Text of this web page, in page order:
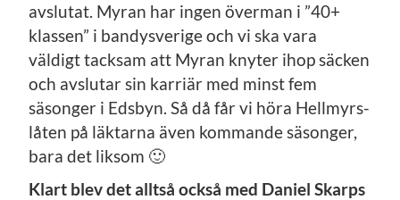
avslutat. Myran har ingen överman i ”40+
klassen” i bandysverige och vi ska vara
väldigt tacksam att Myran knyter ihop säcken
och avslutar sin karriär med minst fem
säsonger i Edsbyn. Så då får vi höra Hellmyrs-
låten på läktarna även kommande säsonger,
bara det liksom 🙂
Klart blev det alltså också med Daniel Skarps